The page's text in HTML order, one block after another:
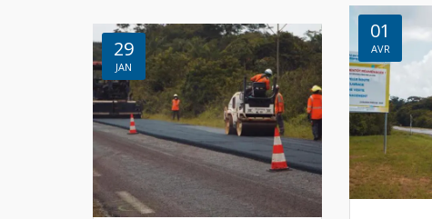
01
AVR
29
JAN